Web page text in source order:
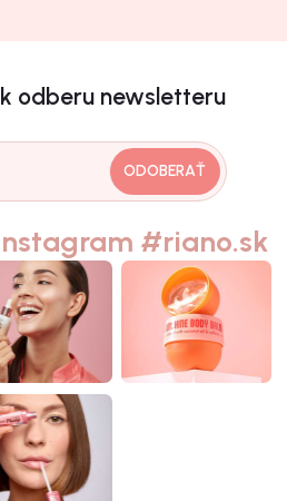
odberu newsletteru
ODOBERAŤ
#riano.sk